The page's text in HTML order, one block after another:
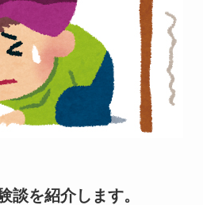
談を紹介します。